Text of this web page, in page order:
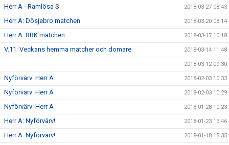
Herr A - Ramlösa S 2018-03-27 08:43
Herr A: Dösjebro matchen 2018-03-20 08:14
Herr A: BBK matchen 2018-03-17 10:18
V.11: Veckans hemma matcher och domare 2018-03-14 11:48
2018-03-12 09:30
Nyförvärv: Herr A 2018-02-03 10:33
Nyförvärv: Herr A 2018-02-03 10:29
Nyförvärv: Herr A 2018-01-28 10:23
Herr A: Nyförvärv! 2018-01-23 13:46
Herr A: Nyförvärv! 2018-01-18 15:35